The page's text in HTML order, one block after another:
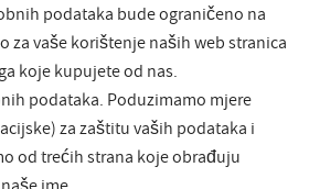
podataka bude ograničeno na
za vaše korištenje naših web stranica
koje kupujete od nas.
podataka. Poduzimamo mjere
za zaštitu vaših podataka i
od trećih strana koje obrađuju